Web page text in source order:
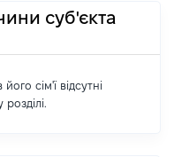
суб'єкта
сім'ї відсутні